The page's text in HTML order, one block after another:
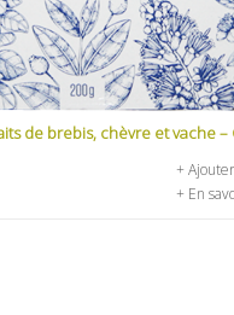
de brebis, chèvre et vache –
+
+ En